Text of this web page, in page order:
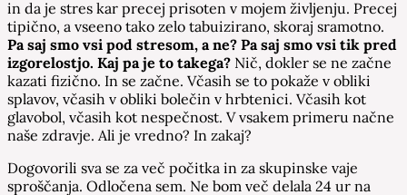
in da je stres kar precej prisoten v mojem življenju. Precej
tipično, a vseeno tako zelo tabuizirano, skoraj sramotno.
Pa saj smo vsi pod stresom, a ne? Pa saj smo vsi tik pred
izgorelostjo. Kaj pa je to takega? Nič, dokler se ne začne
kazati fizično. In se začne. Včasih se to pokaže v obliki
splavov, včasih v obliki bolečin v hrbtenici. Včasih kot
glavobol, včasih kot nespečnost. V vsakem primeru načne
naše zdravje. Ali je vredno? In zakaj?
Dogovorili sva se za več počitka in za skupinske vaje
sproščanja. Odločena sem. Ne bom več delala 24 ur na